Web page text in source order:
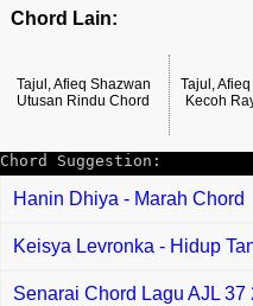
Chord Lain:
Tajul, Afieq Shazwan
Utusan Rindu Chord
Tajul,
Kecoh
Chord Suggestion:
Hanin Dhiya - Marah Chord
Keisya Levronka - Hidup
Senarai Chord Lagu AJL 37